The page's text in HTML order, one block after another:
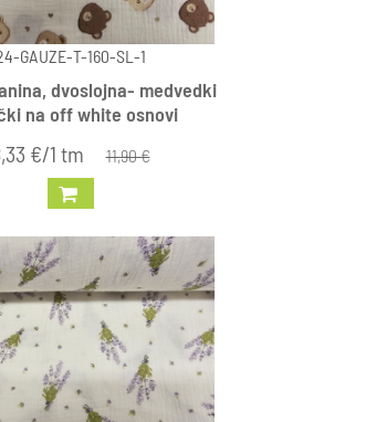
GAUZE-T-160-SL-1
dvoslojna- medvedki
na off white osnovi
€/1 tm 11,90 €